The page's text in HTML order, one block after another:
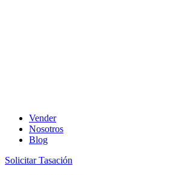
Vender
Nosotros
Blog
Solicitar Tasación